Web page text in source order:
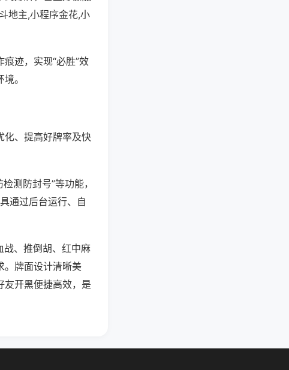
地主,小程序金花,小
迹，实现“必胜”效
。
化、提高好牌率及快
测防封号”等功能，
通过后台运行、自
战、推倒胡、红中麻
。牌面设计清晰美
友开黑便捷高效，是